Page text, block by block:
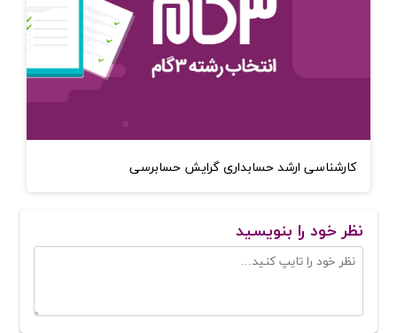
کارشناسی ارشد حسابداری گرایش حسابرسی
نظر خود را بنویسید